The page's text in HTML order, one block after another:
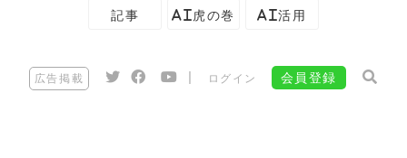
記事 AI虎の巻 AI活用
広告掲載 ログイン 会員登録